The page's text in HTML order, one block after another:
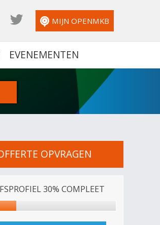
OPENMKB FACEBOOK
OPENMKB TWITTER
MIJN OPENMKB
EVENEMENTEN
OPVRAGEN
30% COMPLEET